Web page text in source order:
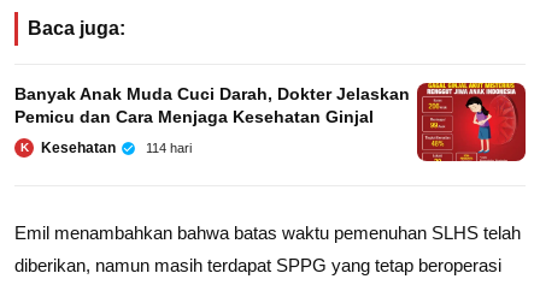
Baca juga:
Banyak Anak Muda Cuci Darah, Dokter Jelaskan
Pemicu dan Cara Menjaga Kesehatan Ginjal
K Kesehatan 114 hari
Emil menambahkan bahwa batas waktu pemenuhan SLHS telah
diberikan, namun masih terdapat SPPG yang tetap beroperasi